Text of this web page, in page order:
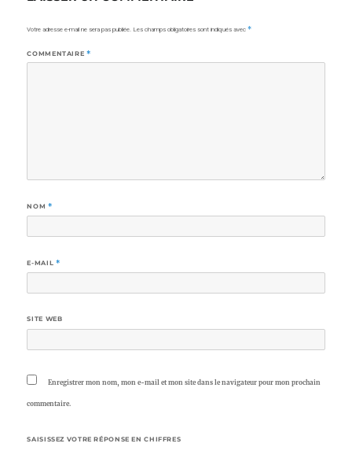
Votre adresse e-mail ne sera pas publiée. Les champs obligatoires sont indiqués avec*
COMMENTAIRE *
NOM *
E-MAIL *
SITE WEB
Enregistrer mon nom, mon e-mail et mon site dans le navigateur pour mon prochain
commentaire.
SAISISSEZ VOTRE RÉPONSE EN CHIFFRES